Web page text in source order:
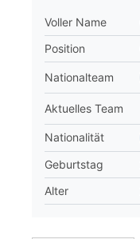
Voller Name
Position
Nationalteam
Aktuelles Team
Nationalität
Geburtstag
Alter